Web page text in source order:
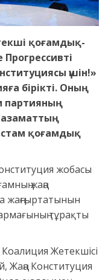
қоғамдық-
Прогрессивті
үшін!»
бірікті. Оның
партияның
азаматтың
қоғамдық
жобасы
жаңа
жаңғыртатынын
тұрақты
Жетекшісі
Жаңа Конституция